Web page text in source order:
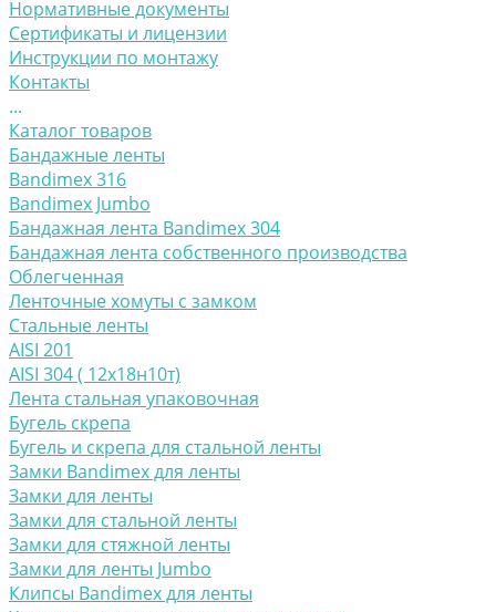
Нормативные документы
Сертификаты и лицензии
Инструкции по монтажу
Контакты
...
Каталог товаров
Бандажные ленты
Bandimex 316
Bandimex Jumbo
Бандажная лента Bandimex 304
Бандажная лента собственного производства
Облегченная
Ленточные хомуты с замком
Стальные ленты
AISI 201
AISI 304 ( 12х18н10т)
Лента стальная упаковочная
Бугель скрепа
Бугель и скрепа для стальной ленты
Замки Bandimex для ленты
Замки для ленты
Замки для стальной ленты
Замки для стяжной ленты
Замки для ленты Jumbo
Клипсы Bandimex для ленты